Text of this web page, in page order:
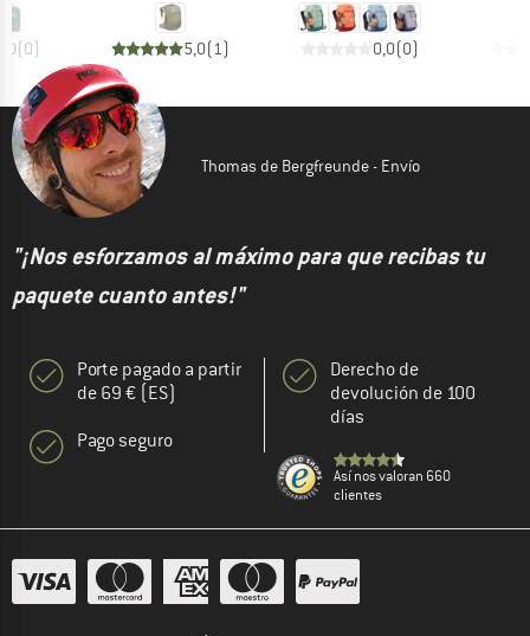
(0) 5,0(1) 0,0(0)
Thomas de Bergfreunde - Envío
"¡Nos esforzamos al máximo para que recibas tu
paquete cuanto antes!"
Porte pagado a partir
de 69 € (ES)
Pago seguro
Derecho de
devolución de 100
días
Así nos valoran 660
clientes